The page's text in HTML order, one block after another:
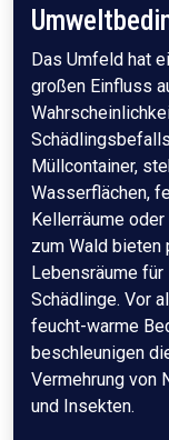
Das Umfeld hat
großen Einfluss
Müllcontainer,
Wasserflächen,
Kellerräume
zum Wald bieten
Lebensräume für
Schädlinge. Vor
feucht-warme
beschleunigen
Vermehrung von
und Insekten.